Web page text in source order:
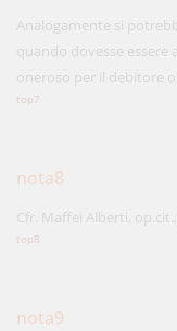
Analogamente si
quando dovesse
oneroso per il debitore
top7
nota8
Cfr. Maffei Alberti, op.cit.,
top8
nota9